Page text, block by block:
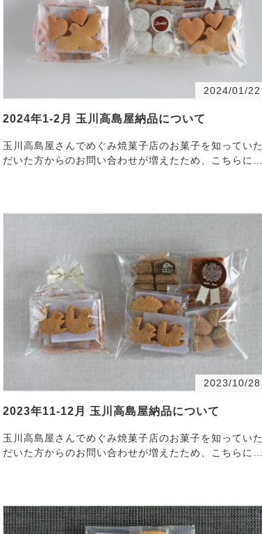
2024/01/22
2024年1-2月 玉川高島屋納品について
玉川高島屋さんでめぐみ焼菓子店のお菓子を知っていた
だいた方からのお問い合わせが増えたため、こちらに
2023/10/28
2023年11-12月 玉川高島屋納品について
玉川高島屋さんでめぐみ焼菓子店のお菓子を知っていた
だいた方からのお問い合わせが増えたため、こちらに